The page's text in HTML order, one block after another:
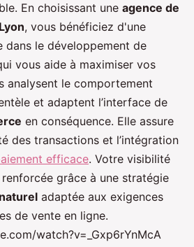
En choisissant une agence de
, vous bénéficiez d'une
dans le développement de
vous aide à maximiser vos
analysent le comportement
et adaptent l’interface de
en conséquence. Elle assure
des transactions et l’intégration
efficace. Votre visibilité
grâce à une stratégie
adaptée aux exigences
de vente en ligne.
watch?v=_Gxp6rYnMcA